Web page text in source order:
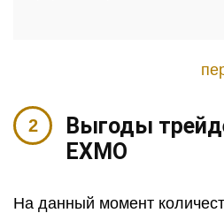
Выгоды
EXMO
На данный момент